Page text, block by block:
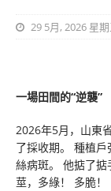
29 5月, 2026 星
一場田間的“逆襲”
2026年5月，山東
了採收期。 種植
絲病斑。 他掂了掂
莖，多綠！ 多脆